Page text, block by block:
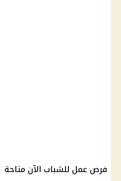
فرص عمل للشباب الآن متاحة